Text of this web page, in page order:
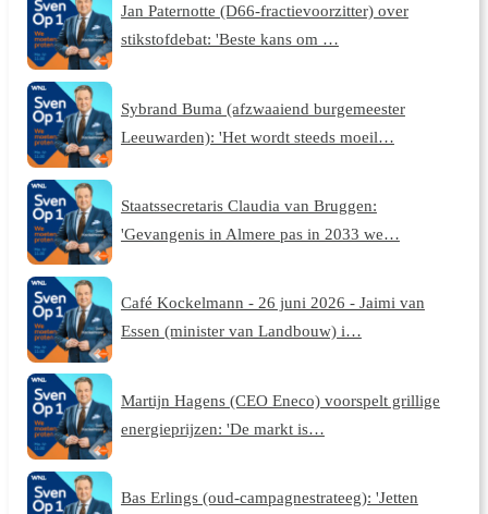
Jan Paternotte (D66-fractievoorzitter) over
stikstofdebat: 'Beste kans om …
Sybrand Buma (afzwaaiend burgemeester
Leeuwarden): 'Het wordt steeds moeil…
Staatssecretaris Claudia van Bruggen:
'Gevangenis in Almere pas in 2033 we…
Café Kockelmann - 26 juni 2026 - Jaimi van
Essen (minister van Landbouw) i…
Martijn Hagens (CEO Eneco) voorspelt grillige
energieprijzen: 'De markt is…
Bas Erlings (oud-campagnestrateeg): 'Jetten